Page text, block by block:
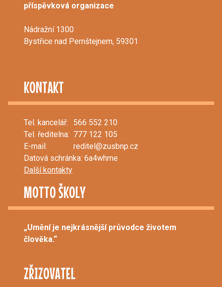
příspěvková organizace
Nádražní 1300
Bystřice nad Pernštejnem, 59301
KONTAKT
Tel. kancelář:
566 552 210
Tel. ředitelna: 777 122 105
E-mail:
reditel@zusbnp.cz
Datová schránka: 6a4whme
Další kontakty
MOTTO ŠKOLY
„Umění je nejkrásnější průvodce životem
člověka.“
ZŘIZOVATEL